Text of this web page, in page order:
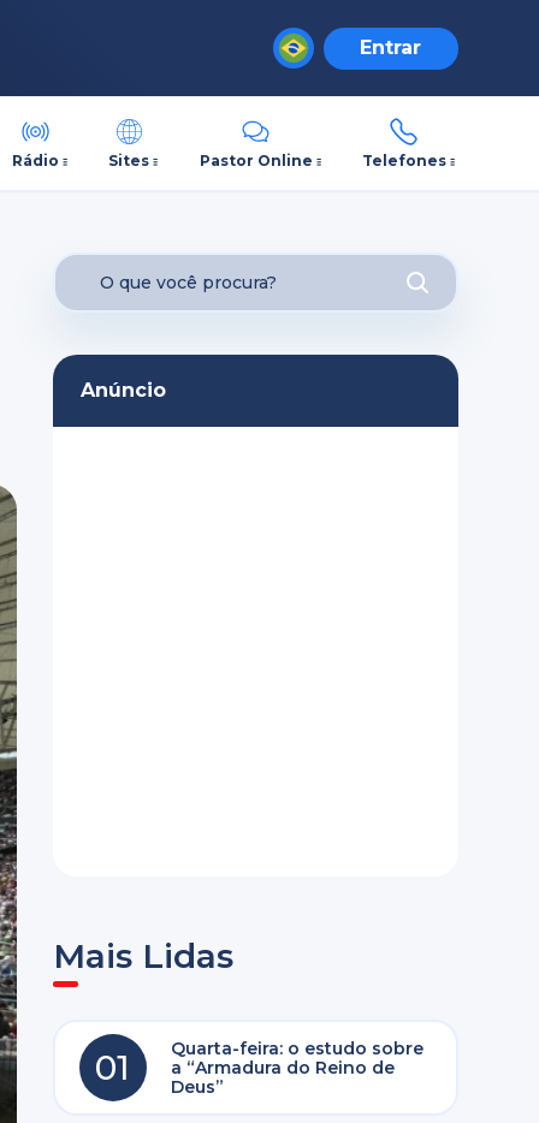
Entrar
Rádio Sites Pastor Online Telefones
Anúncio
Mais Lidas
01
Quarta-feira: o estudo sobre
a “Armadura do Reino de
Deus”